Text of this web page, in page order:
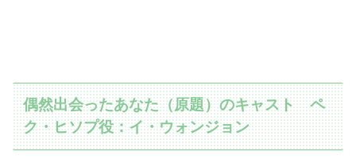
偶然出会ったあなた（原題）のキャスト ペ
ク・ヒソプ役：イ・ウォンジョン